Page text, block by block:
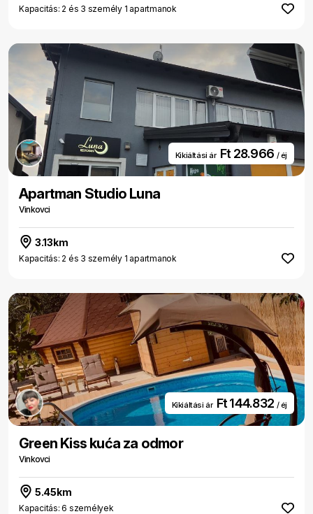
Kapacitás: 2 és 3 személy 1 apartmanok
Kikiáltási ár Ft 28.966 / éj
Apartman Studio Luna
Vinkovci
3.13km
Kapacitás: 2 és 3 személy 1 apartmanok
Kikiáltási ár Ft 144.832 / éj
Green Kiss kuća za odmor
Vinkovci
5.45km
Kapacitás: 6 személyek